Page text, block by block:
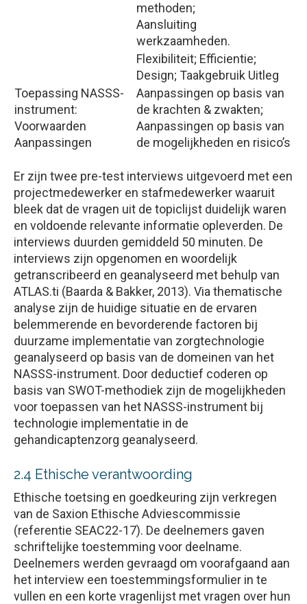
methoden;
Aansluiting
werkzaamheden.
Flexibiliteit; Efficientie;
Design; Taakgebruik Uitleg
Toepassing NASSS-
instrument:
Voorwaarden
Aanpassingen
Aanpassingen op basis van
de krachten & zwakten;
Aanpassingen op basis van
de mogelijkheden en risico’s
Er zijn twee pre-test interviews uitgevoerd met een
projectmedewerker en stafmedewerker waaruit
bleek dat de vragen uit de topiclijst duidelijk waren
en voldoende relevante informatie opleverden. De
interviews duurden gemiddeld 50 minuten. De
interviews zijn opgenomen en woordelijk
getranscribeerd en geanalyseerd met behulp van
ATLAS.ti (Baarda & Bakker, 2013). Via thematische
analyse zijn de huidige situatie en de ervaren
belemmerende en bevorderende factoren bij
duurzame implementatie van zorgtechnologie
geanalyseerd op basis van de domeinen van het
NASSS-instrument. Door deductief coderen op
basis van SWOT-methodiek zijn de mogelijkheden
voor toepassen van het NASSS-instrument bij
technologie implementatie in de
gehandicaptenzorg geanalyseerd.
2.4 Ethische verantwoording
Ethische toetsing en goedkeuring zijn verkregen
van de Saxion Ethische Adviescommissie
(referentie SEAC22-17). De deelnemers gaven
schriftelijke toestemming voor deelname.
Deelnemers werden gevraagd om voorafgaand aan
het interview een toestemmingsformulier in te
vullen en een korte vragenlijst met vragen over hun